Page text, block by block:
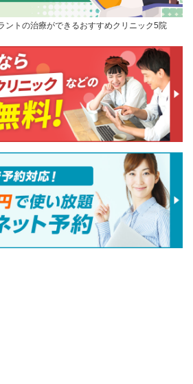
ントの治療ができるおすすめクリニック5院